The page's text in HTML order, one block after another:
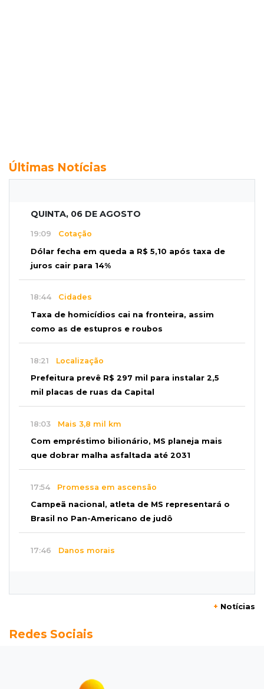
Últimas Notícias
QUINTA, 06 DE AGOSTO
19:09 Cotação
Dólar fecha em queda a R$ 5,10 após taxa de
juros cair para 14%
18:44 Cidades
Taxa de homicídios cai na fronteira, assim
como as de estupros e roubos
18:21 Localização
Prefeitura prevê R$ 297 mil para instalar 2,5
mil placas de ruas da Capital
18:03 Mais 3,8 mil km
Com empréstimo bilionário, MS planeja mais
que dobrar malha asfaltada até 2031
17:54 Promessa em ascensão
Campeã nacional, atleta de MS representará o
Brasil no Pan-Americano de judô
17:46 Danos morais
Velório de Luis Pedro Scalise será no Rubens
Operação Lívia
+ Notícias
Redes Sociais